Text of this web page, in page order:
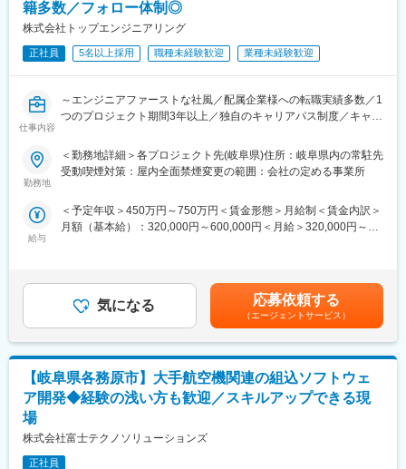
【管理担当者制度】
エンジニアごとに担当が付き、現場フォローやキャリア相談を実
施。
【月次面談】
・目標進捗の確認／キャリア相談
気軽に相談できる環境が整っています。
「講義×実践×自己学習」のサイクルで成長
・OJT研修／人間力研修（論理的思考など）
■独自の評価制度（目標管理制度）
半年ごとに個人目標を設定し、毎月面談で進捗をフォロー
■資格取得支援（100種類以上対象）
・受験料／テキスト費全額負担（サブスク含む）
・Eラーニングアカウント付与
・資格取得後は手当または祝い金を支給
変更の範囲：会社の定める業務
【開発ツール例】
・C言語
・C++
・MATLAB/Simulink
・AUTOSAR
・AWS
・Flutter
・Python
・ラダー言語
東海エリア採用の募集です。
弊社は機械設計の技術者派遣からスタートしています。
会社の成り立ちから、最先端の機械設計の案件も多く寄せられ、
将来性とやりがいを感じられる仕事に携わることができます。
5年程度の長期案件が多く社員指導・技術研修等マネジメント経験
も積む事が可能です。
当社では一人ひとりに専属の管理担当がつき、キャリア形成を支
援します。
籍多数／フォロー体制◎
株式会社トップエンジニアリング
正社員 5名以上採用 職種未経験歓迎 業種未経験歓迎
仕事内容
～エンジニアファーストな社風／配属企業様への転職実績多数／1
つのプロジェクト期間3年以上／独自のキャリアパス制度／キャリ
■業務概要
・ソフト要件定義書／ソフト設計書を読んで実装
・車載ソフト開発
・製品自動搬送装置の組込み開発
・NC内蔵PLCアプリケーション開発
・PLC制御設計
・車載ECU向けのリプロ、ダイアグ機能開発
・MATLAB/Simulinkモデルを用いた制御開発
※開発～テストまで多数有り
【開発ツール例】
・C＃
・MATLAB/Simulink
勤務地
＜勤務地詳細＞各プロジェクト先(岐阜県)住所：岐阜県内の常駐先
受動喫煙対策：屋内全面禁煙変更の範囲：会社の定める事業所
給与
＜予定年収＞450万円～750万円＜賃金形態＞月給制＜賃金内訳＞
月額（基本給）：320,000円～600,000円＜月給＞320,000円～
でも目安の金額であり、選考を通じて上下する可能性がありま
す。月給(月額)は固定手当を含めた表記です。
気になる 応募依頼する
（エージェントサービス）
【岐阜県各務原市】大手航空機関連の組込ソフトウェ
ア開発◆経験の浅い方も歓迎／スキルアップできる現
場
株式会社富士テクノソリューションズ
正社員